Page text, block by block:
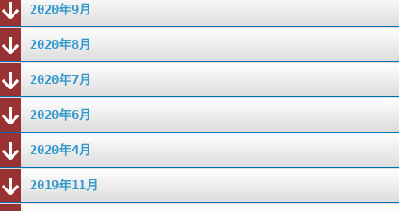
2020年9月
2020年8月
2020年7月
2020年6月
2020年4月
2019年11月